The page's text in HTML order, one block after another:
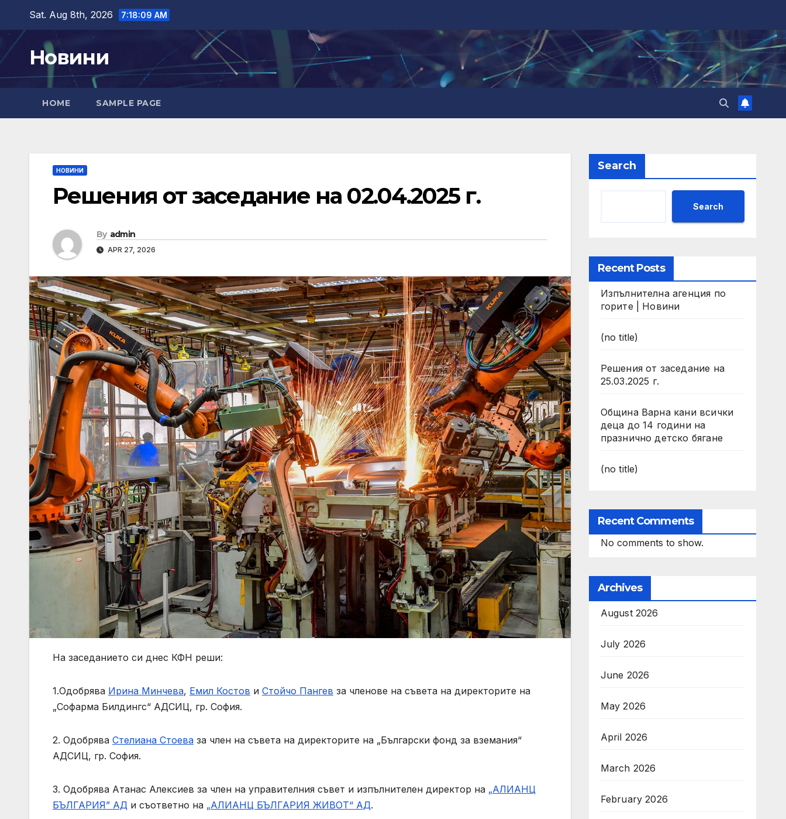
content
Sat. Aug 8th, 2026 7:18:11 AM
Новини
HOME SAMPLE PAGE
НОВИНИ
Решения от заседание на 02.04.2025 г.
By admin
APR 27, 2026
На заседанието си днес КФН реши:
1.Одобрява Ирина Минчева, Емил Костов и Стойчо Пангев за членове на съвета на директорите на
„Софарма Билдингс“ АДСИЦ, гр. София.
2. Одобрява Стелиана Стоева за член на съвета на директорите на „Български фонд за вземания“
АДСИЦ, гр. София.
3. Одобрява Атанас Алексиев за член на управителния съвет и изпълнителен директор на „АЛИАНЦ
БЪЛГАРИЯ” АД и съответно на „АЛИАНЦ БЪЛГАРИЯ ЖИВОТ“ АД.
Search
Search
Recent Posts
Изпълнителна агенция по
горите | Новини
(no title)
Решения от заседание на
25.03.2025 г.
Община Варна кани всички
деца до 14 години на
празнично детско бягане
(no title)
Recent Comments
No comments to show.
Archives
August 2026
July 2026
June 2026
May 2026
April 2026
March 2026
February 2026